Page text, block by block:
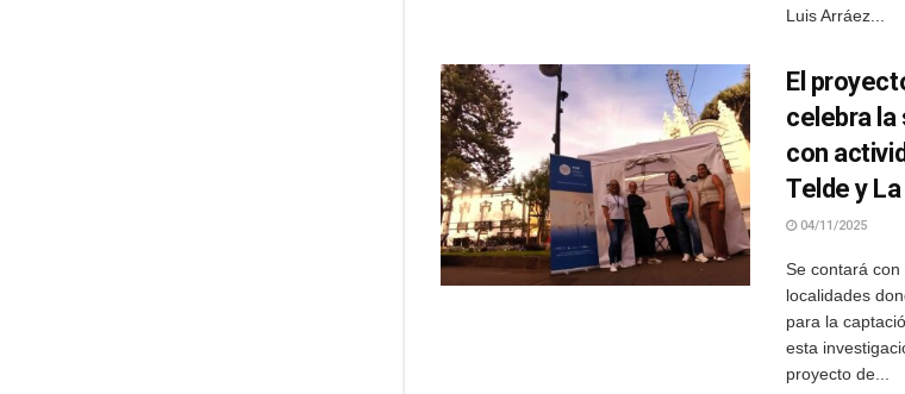
Luis Arráez...
El
celebra la
con
Telde y
04/11/2025
Se contará
localidades
para la
esta
proyecto de...